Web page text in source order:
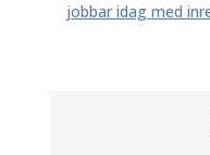
jobbar idag med